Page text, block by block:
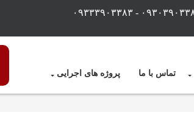
تماس با ما پروژه های اجرایی